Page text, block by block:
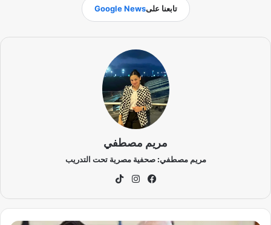
تابعنا علىGoogle News
مريم مصطفي
مريم مصطفي: صحفية مصرية تحت التدريب
في
وك
انس
ام
k